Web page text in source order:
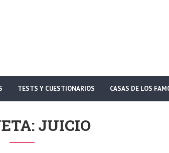
TESTS Y CUESTIONARIOS CASAS DE LOS
JUICIO